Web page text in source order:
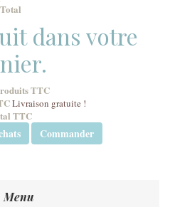
Total
dans votre
TTC
Livraison gratuite !
TTC
Commander
Menu